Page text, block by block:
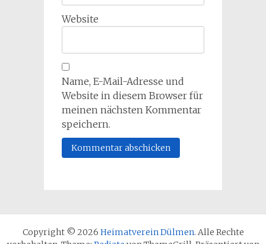
Website
Name, E-Mail-Adresse und
Website in diesem Browser für
meinen nächsten Kommentar
speichern.
Copyright © 2026 Heimatverein Dülmen. Alle Rechte